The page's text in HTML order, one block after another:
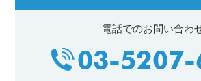
電話でのお問い合わ